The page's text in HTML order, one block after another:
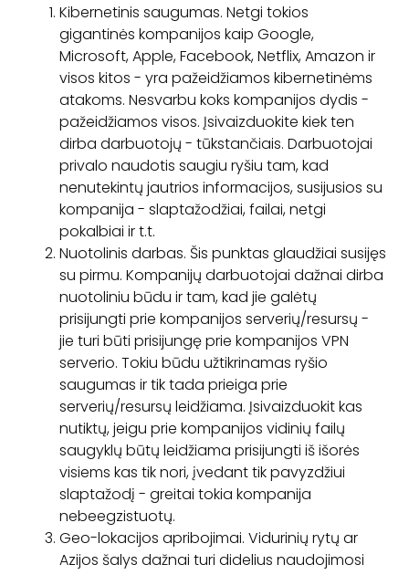
Kibernetinis saugumas. Netgi tokios
gigantinės kompanijos kaip Google,
Microsoft, Apple, Facebook, Netflix, Amazon ir
visos kitos - yra pažeidžiamos kibernetinėms
atakoms. Nesvarbu koks kompanijos dydis -
pažeidžiamos visos. Įsivaizduokite kiek ten
dirba darbuotojų - tūkstančiais. Darbuotojai
privalo naudotis saugiu ryšiu tam, kad
nenutekintų jautrios informacijos, susijusios su
kompanija - slaptažodžiai, failai, netgi
pokalbiai ir t.t.
Nuotolinis darbas. Šis punktas glaudžiai susijęs
su pirmu. Kompanijų darbuotojai dažnai dirba
nuotoliniu būdu ir tam, kad jie galėtų
prisijungti prie kompanijos serverių/resursų -
jie turi būti prisijungę prie kompanijos VPN
serverio. Tokiu būdu užtikrinamas ryšio
saugumas ir tik tada prieiga prie
serverių/resursų leidžiama. Įsivaizduokit kas
nutiktų, jeigu prie kompanijos vidinių failų
saugyklų būtų leidžiama prisijungti iš išorės
visiems kas tik nori, įvedant tik pavyzdžiui
slaptažodį - greitai tokia kompanija
nebeegzistuotų.
Geo-lokacijos apribojimai. Vidurinių rytų ar
Azijos šalys dažnai turi didelius naudojimosi